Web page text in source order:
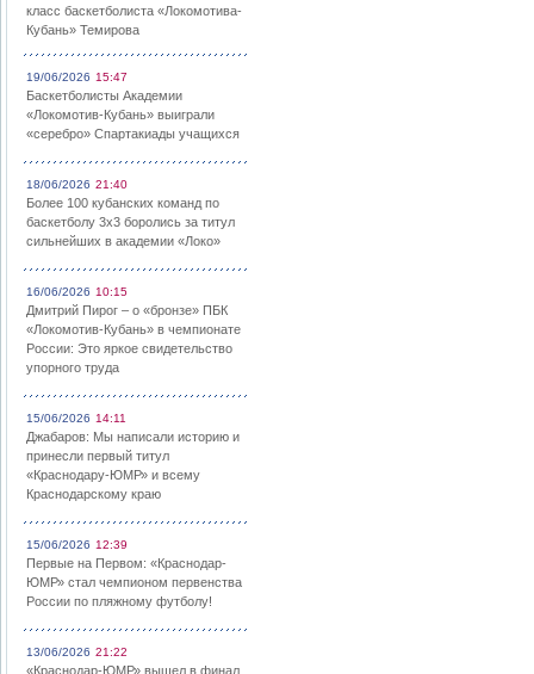
класс баскетболиста «Локомотива-
Кубань» Темирова
19/06/2026 15:47
Баскетболисты Академии
«Локомотив-Кубань» выиграли
«серебро» Спартакиады учащихся
18/06/2026 21:40
Более 100 кубанских команд по
баскетболу 3х3 боролись за титул
сильнейших в академии «Локо»
16/06/2026 10:15
Дмитрий Пирог – о «бронзе» ПБК
«Локомотив-Кубань» в чемпионате
России: Это яркое свидетельство
упорного труда
15/06/2026 14:11
Джабаров: Мы написали историю и
принесли первый титул
«Краснодару-ЮМР» и всему
Краснодарскому краю
15/06/2026 12:39
Первые на Первом: «Краснодар-
ЮМР» стал чемпионом первенства
России по пляжному футболу!
13/06/2026 21:22
«Краснодар-ЮМР» вышел в финал